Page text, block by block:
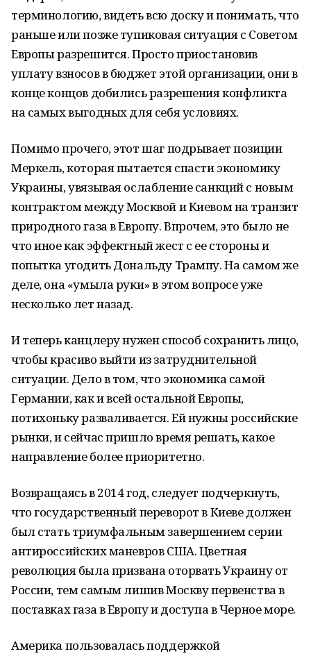
терминологию, видеть всю доску и понимать, что
раньше или позже тупиковая ситуация с Советом
Европы разрешится. Просто приостановив
уплату взносов в бюджет этой организации, они в
конце концов добились разрешения конфликта
на самых выгодных для себя условиях.
Помимо прочего, этот шаг подрывает позиции
Меркель, которая пытается спасти экономику
Украины, увязывая ослабление санкций с новым
контрактом между Москвой и Киевом на транзит
природного газа в Европу. Впрочем, это было не
что иное как эффектный жест с ее стороны и
попытка угодить Дональду Трампу. На самом же
деле, она «умыла руки» в этом вопросе уже
несколько лет назад.
И теперь канцлеру нужен способ сохранить лицо,
чтобы красиво выйти из затруднительной
ситуации. Дело в том, что экономика самой
Германии, как и всей остальной Европы,
потихоньку разваливается. Ей нужны российские
рынки, и сейчас пришло время решать, какое
направление более приоритетно.
Возвращаясь в 2014 год, следует подчеркнуть,
что государственный переворот в Киеве должен
был стать триумфальным завершением серии
антироссийских маневров США. Цветная
революция была призвана оторвать Украину от
России, тем самым лишив Москву первенства в
поставках газа в Европу и доступа в Черное море.
Америка пользовалась поддержкой